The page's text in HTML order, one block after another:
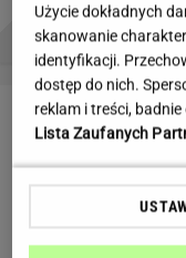
PROBLEMY POLSKICH
Użycie dokładnych
skanowanie
identyfikacji.
dostęp do nich.
reklam i treści,
Lista Zaufanych